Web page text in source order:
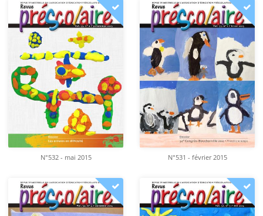
N°532 - mai 2015 N°531 - février 2015